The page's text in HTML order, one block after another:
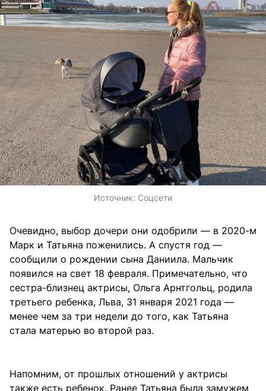
Источник: Соцсети
Очевидно, выбор дочери они одобрили — в 2020-м
Марк и Татьяна поженились. А спустя год —
сообщили о рождении сына Даниила. Мальчик
появился на свет 18 февраля. Примечательно, что
сестра-близнец актрисы, Ольга Арнтгольц, родила
третьего ребенка, Льва, 31 января 2021 года —
менее чем за три недели до того, как Татьяна
стала матерью во второй раз.
Напомним, от прошлых отношений у актрисы
также есть ребенок. Ранее Татьяна была замужем